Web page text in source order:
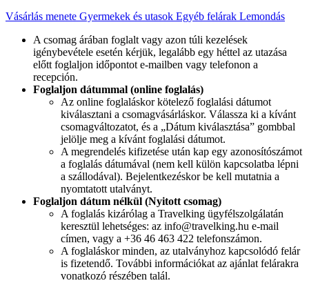
Vásárlás menete Gyermekek és utasok Egyéb felárak Lemondás
A csomag árában foglalt vagy azon túli kezelések
igénybevétele esetén kérjük, legalább egy héttel az utazása
előtt foglaljon időpontot e-mailben vagy telefonon a
recepción.
Foglaljon dátummal (online foglalás)
Az online foglaláskor kötelező foglalási dátumot
kiválasztani a csomagvásárláskor. Válassza ki a kívánt
csomagváltozatot, és a „Dátum kiválasztása” gombbal
jelölje meg a kívánt foglalási dátumot.
A megrendelés kifizetése után kap egy azonosítószámot
a foglalás dátumával (nem kell külön kapcsolatba lépni
a szállodával). Bejelentkezéskor be kell mutatnia a
nyomtatott utalványt.
Foglaljon dátum nélkül (Nyitott csomag)
A foglalás kizárólag a Travelking ügyfélszolgálatán
keresztül lehetséges: az info@travelking.hu e-mail
címen, vagy a +36 46 463 422 telefonszámon.
A foglaláskor minden, az utalványhoz kapcsolódó felár
is fizetendő. További információkat az ajánlat felárakra
vonatkozó részében talál.